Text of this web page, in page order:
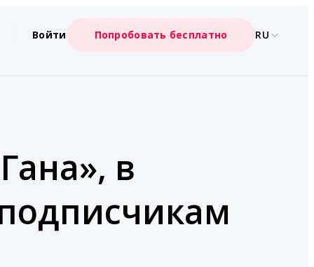
Войти Попробовать бесплатно RU
в